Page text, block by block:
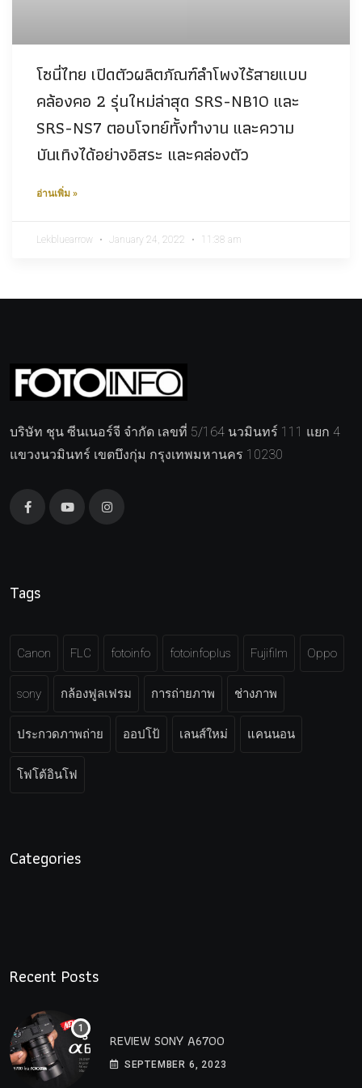
โซนี่ไทย เปิดตัวผลิตภัณฑ์ลำโพงไร้สายแบบ
คล้องคอ 2 รุ่นใหม่ล่าสุด SRS-NB10 และ
SRS-NS7 ตอบโจทย์ทั้งทำงาน และความ
บันเทิงได้อย่างอิสระ และคล่องตัว
อ่านเพิ่ม »
Lekbluearrow January 24, 2022 11:38 am
บริษัท ชุน ซีนเนอร์จี จำกัด เลขที่ 5/164 นวมินทร์ 111 แยก 4
แขวงนวมินทร์ เขตบึงกุ่ม กรุงเทพมหานคร 10230
Tags
Canon FLC fotoinfo fotoinfoplus Fujifilm Oppo
sony กล้องฟูลเฟรม การถ่ายภาพ ช่างภาพ
ประกวดภาพถ่าย ออปโป้ เลนส์ใหม่ แคนนอน
โฟโต้อินโฟ
Categories
Recent Posts
REVIEW SONY A6700
SEPTEMBER 6, 2023